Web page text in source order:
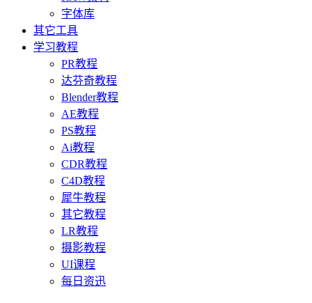
字体库
其它工具
学习教程
PR教程
达芬奇教程
Blender教程
AE教程
PS教程
Ai教程
CDR教程
C4D教程
犀牛教程
其它教程
LR教程
摄影教程
UI课程
每日资迅